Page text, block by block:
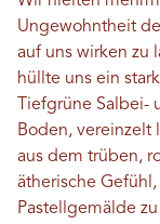
Ungewohntheit
auf uns wirken zu
hüllte uns ein
Tiefgrüne
Boden, vereinzelt
aus dem trüben,
ätherische
Pastellgemälde